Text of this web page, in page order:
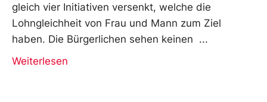
gleich vier Initiativen versenkt, welche die
Lohngleichheit von Frau und Mann zum Ziel
haben. Die Bürgerlichen sehen keinen
Weiterlesen